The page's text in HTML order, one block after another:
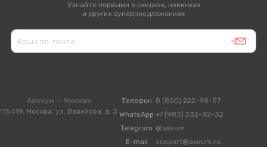
Узнайте первыми о скидках, новинках
и других суперпредложениях
Аксеум — Москва
115419, Москва, ул. Вавилова, д. 3
Телефон 8 (800) 222-98-57
WhatsApp +7 (983) 232-42-32
Telegram @axeum
E-mail
support@axeum.ru